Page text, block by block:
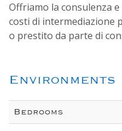
Offriamo la consulenza
costi di intermediazione
o prestito da parte di
Environments
Bedrooms